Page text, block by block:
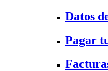
Datos
Pagar